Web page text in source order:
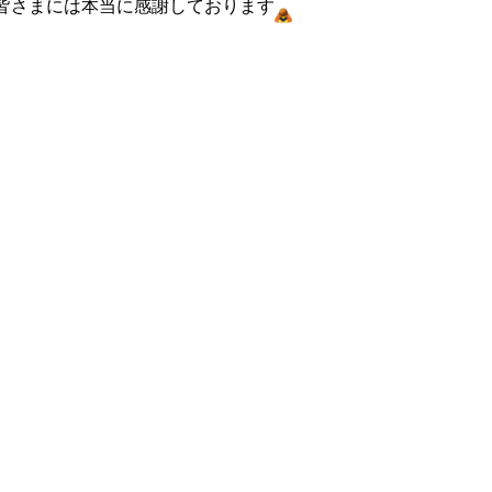
さまには本当に感謝しております